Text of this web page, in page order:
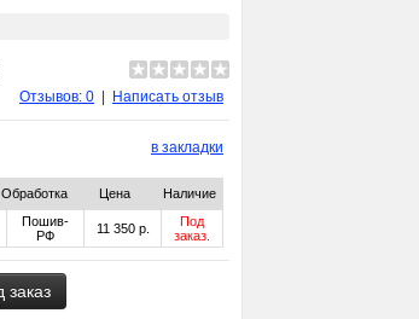
Отзывов: 0 Написать отзыв
в закладки
Обработка Цена Наличие
Пошив-
РФ
11 350 р.
Под
заказ.